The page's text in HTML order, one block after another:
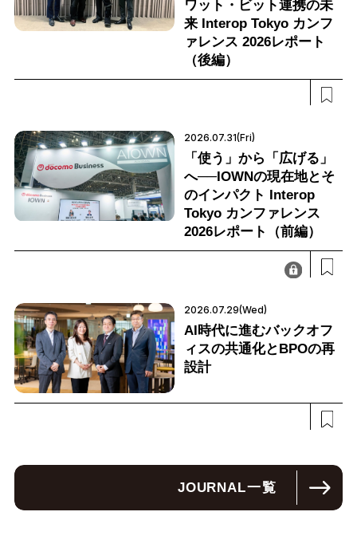
ワット・ビット連携の未
来 Interop Tokyo カンフ
ァレンス 2026レポート
（後編）
2026.07.31(Fri)
「使う」から「広げる」
へ──IOWNの現在地とそ
のインパクト Interop
Tokyo カンファレンス
2026レポート（前編）
2026.07.29(Wed)
AI時代に進むバックオフ
ィスの共通化とBPOの再
設計
JOURNAL一覧